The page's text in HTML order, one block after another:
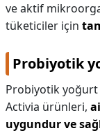
ve aktif
tüketiciler için
Probiyotik
Probiyotik yoğurt
Activia ürünleri,
uygundur ve